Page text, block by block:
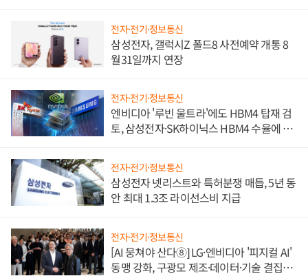
전자·전기·정보통신
삼성전자, 갤럭시Z 폴드8 사전예약 개통 8
월31일까지 연장
전자·전기·정보통신
엔비디아 '루빈 울트라'에도 HBM4 탑재 검
토, 삼성전자·SK하이닉스 HBM4 수율에 주
전자·전기·정보통신
삼성전자 넷리스트와 특허분쟁 매듭, 5년 동
안 최대 1.3조 라이선스비 지급
전자·전기·정보통신
[AI 뭉쳐야 산다⑧] LG·엔비디아 '피지컬 AI'
동맹 강화, 구광모 제조·데이터·기술 결집